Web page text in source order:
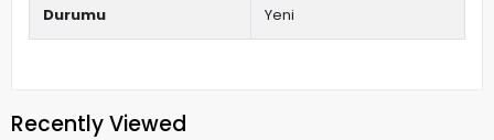
Durumu Yeni
Recently Viewed